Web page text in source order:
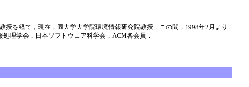
を経て，現在，同大学大学院環境情報研究院教授．この間，1998年2月より
理学会，日本ソフトウェア科学会，ACM各会員．